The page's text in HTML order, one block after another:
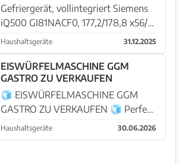
57 x 55cm, 213L, NoFrost
Gefriergerät, vollintegriert Siemens
iQ500 GI81NACF0, 177,2/178,8 x56/
57 x 55cm, 213L, NoFrost ganz neu,
noch im Originalkarton. Abholung
Nähe Campos
Haushaltsgeräte 31.12.2025
EISWÜRFELMASCHINE GGM
GASTRO ZU VERKAUFEN
🧊 EISWÜRFELMASCHINE GGM
GASTRO ZU VERKAUFEN 🧊 Perfekt
für Gastronomie, Bar, Café, Kiosk,
Büro oder Eventbetrieb! ✅ Voll
Haushaltsgeräte 30.06.2026